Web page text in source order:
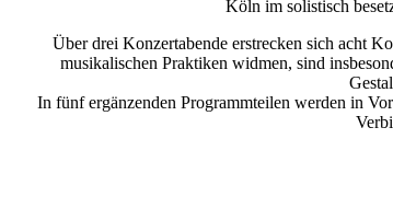
Köln im solistisch
Über drei Konzertabende erstrecken sich acht
musikalischen Praktiken widmen, sind
In fünf ergänzenden Programmteilen werden in